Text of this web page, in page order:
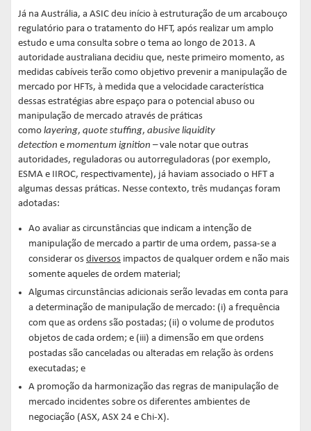
Já na Austrália, a ASIC deu início à estruturação de um arcabouço
regulatório para o tratamento do HFT, após realizar um amplo
estudo e uma consulta sobre o tema ao longo de 2013. A
autoridade australiana decidiu que, neste primeiro momento, as
medidas cabíveis terão como objetivo prevenir a manipulação de
mercado por HFTs, à medida que a velocidade característica
dessas estratégias abre espaço para o potencial abuso ou
manipulação de mercado através de práticas
como layering, quote stuffing, abusive liquidity
detection e momentum ignition – vale notar que outras
autoridades, reguladoras ou autorreguladoras (por exemplo,
ESMA e IIROC, respectivamente), já haviam associado o HFT a
algumas dessas práticas. Nesse contexto, três mudanças foram
adotadas:
Ao avaliar as circunstâncias que indicam a intenção de
manipulação de mercado a partir de uma ordem, passa-se a
considerar os diversos impactos de qualquer ordem e não mais
somente aqueles de ordem material;
Algumas circunstâncias adicionais serão levadas em conta para
a determinação de manipulação de mercado: (i) a frequência
com que as ordens são postadas; (ii) o volume de produtos
objetos de cada ordem; e (iii) a dimensão em que ordens
postadas são canceladas ou alteradas em relação às ordens
executadas; e
A promoção da harmonização das regras de manipulação de
mercado incidentes sobre os diferentes ambientes de
negociação (ASX, ASX 24 e Chi-X).